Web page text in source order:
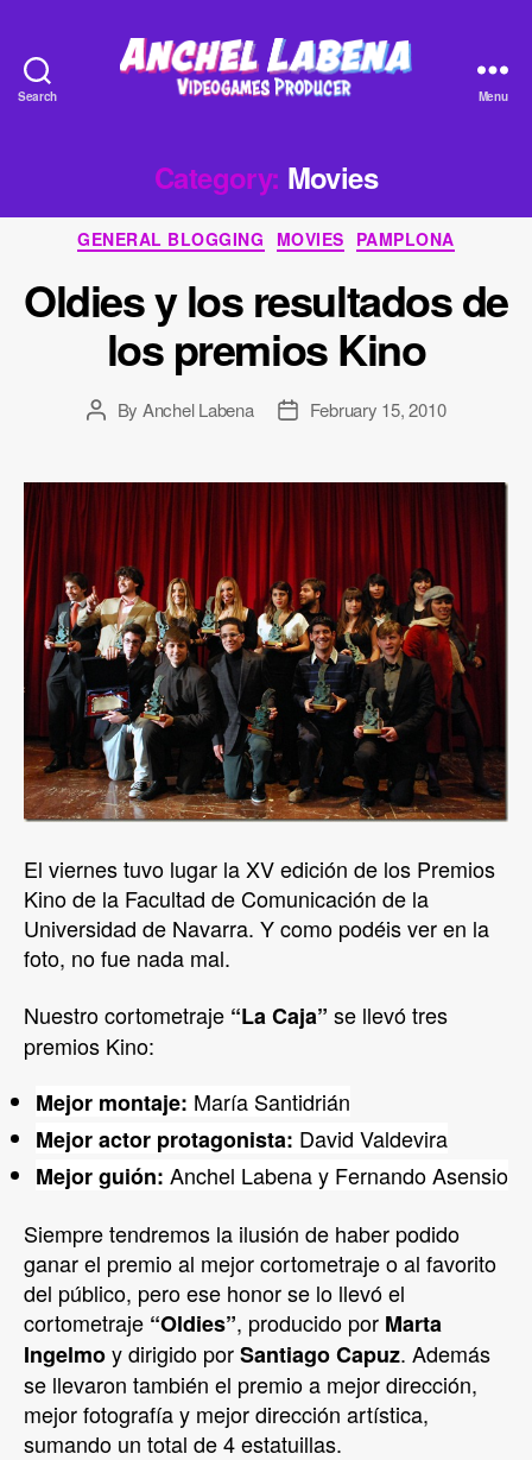
Search
Videogames
Producer
Menu
Category: Movies
Categories
GENERAL BLOGGING MOVIES PAMPLONA
Oldies y los resultados de
los premios Kino
PostBy Anchel Labena
PostFebruary 15, 2010
El viernes tuvo lugar la XV edición de los Premios
Kino de la Facultad de Comunicación de la
Universidad de Navarra. Y como podéis ver en la
foto, no fue nada mal.
Nuestro cortometraje “La Caja” se llevó tres
premios Kino:
Mejor montaje: María Santidrián
Mejor actor protagonista: David Valdevira
Mejor guión: Anchel Labena y Fernando Asensio
Siempre tendremos la ilusión de haber podido
ganar el premio al mejor cortometraje o al favorito
del público, pero ese honor se lo llevó el
cortometraje “Oldies”, producido por Marta
Ingelmoy dirigido porSantiago Capuz. Además
se llevaron también el premio a mejor dirección,
mejor fotografía y mejor dirección artística,
sumando un total de 4 estatuillas.